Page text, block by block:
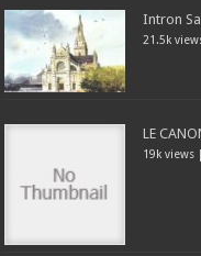
Intron
21.5k
LE
19k views